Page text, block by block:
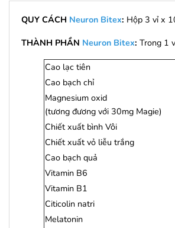
QUY CÁCH Neuron Bitex: Hộp 3 vỉ x
THÀNH PHẦN Neuron Bitex: Trong 1
Cao lạc tiên
Cao bạch chỉ
Magnesium oxid
(tương đương với 30mg Magie)
Chiết xuất bình Vôi
Chiết xuất vỏ liễu trắng
Cao bạch quả
Vitamin B6
Vitamin B1
Citicolin natri
Melatonin